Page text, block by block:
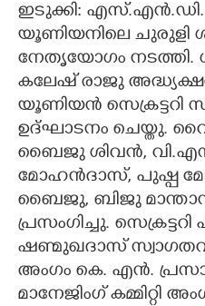
ASTRO
CARTOONS
LITERATURE
ZOOM
CONTACT US
ഇടുക്കി:
യൂണിയനിലെ ചുരുളി
നേതൃയോഗം നടത്തി.
കലേഷ് രാജു
യൂണിയൻ സെക്രട്ടറി
ഉദ്ഘാടനം ചെയ്തു.
ബൈജു ശിവൻ, വി.എസ്.
മോഹൻദാസ്, പുഷ്പ
ബൈജു, ബിജു
പ്രസംഗിച്ചു.
ഷണ്മുഖദാസ്
അംഗം കെ. എൻ.
മാനേജിംഗ് കമ്മിറ്റി